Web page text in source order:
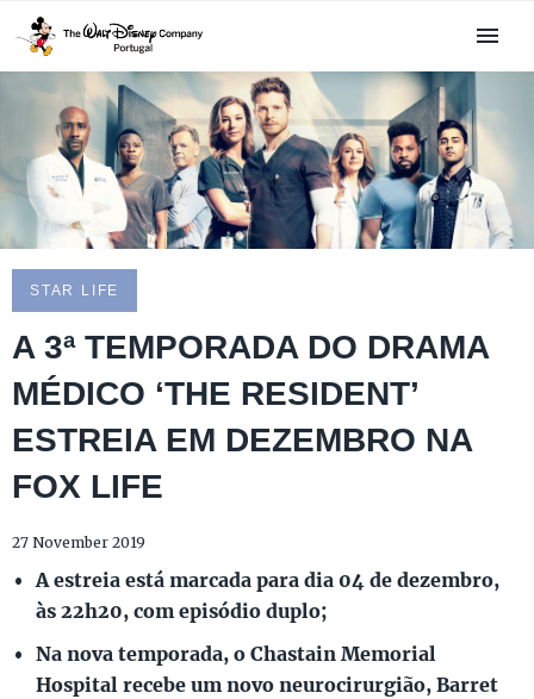
STAR LIFE
A 3ª TEMPORADA DO DRAMA
MÉDICO ‘THE RESIDENT’
ESTREIA EM DEZEMBRO NA
FOX LIFE
27 November 2019
A estreia está marcada para dia 04 de dezembro,
às 22h20, com episódio duplo;
Na nova temporada, o Chastain Memorial
Hospital recebe um novo neurocirurgião, Barret